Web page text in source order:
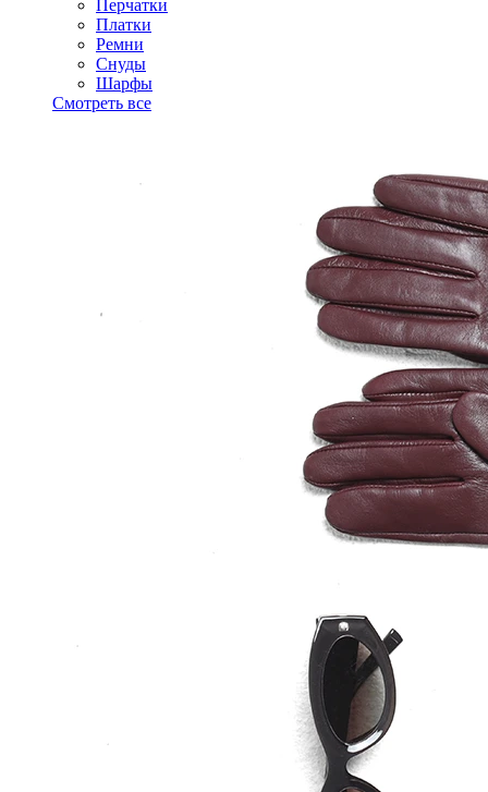
Перчатки
Платки
Ремни
Снуды
Шарфы
Смотреть все